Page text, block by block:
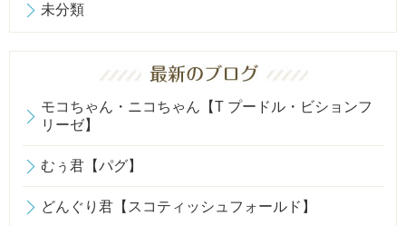
未分類
モコちゃん・ニコちゃん【T プードル・ビションフ
リーゼ】
むぅ君【パグ】
どんぐり君【スコティッシュフォールド】